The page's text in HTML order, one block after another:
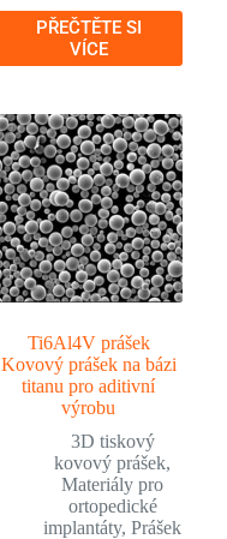
PŘEČTĚTE SI
VÍCE
Ti6Al4V prášek
Kovový prášek na bázi
titanu pro aditivní
výrobu
3D tiskový
kovový prášek,
Materiály pro
ortopedické
implantáty,Prášek